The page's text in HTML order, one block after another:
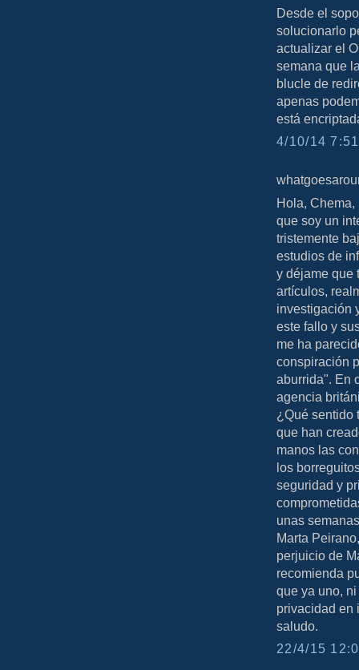
Desde el
solucionarlo
actualizar el
semana que
blucle de
apenas
está
4/10/14
Hola,
que soy un
tristemente
estudios de
y déjame que
artículos,
investigación
este fallo y
me ha
conspiración
aburrida". En
agencia
¿Qué sentido
que han
manos las
los
seguridad y
unas
Marta
perjuicio de
recomienda
que ya uno,
privacidad en
saludo.
22/4/15